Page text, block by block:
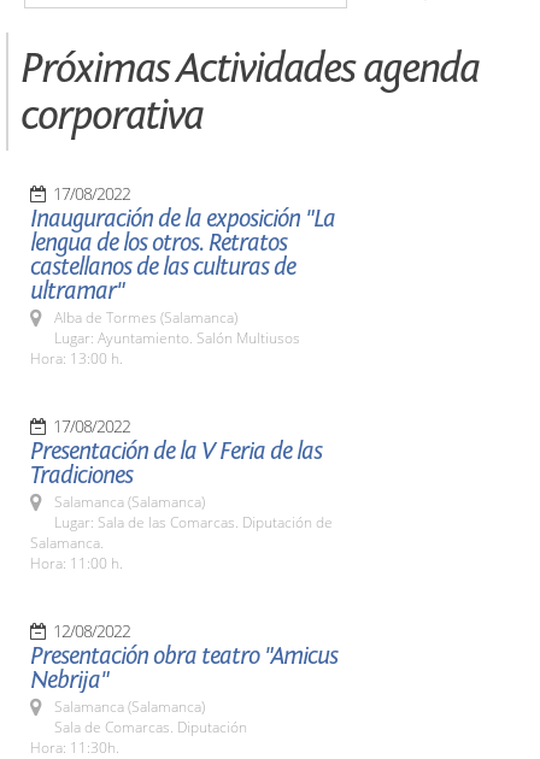
Próximas Actividades agenda
corporativa
17/08/2022
Inauguración de la exposición "La
lengua de los otros. Retratos
castellanos de las culturas de
ultramar"
Alba de Tormes (Salamanca)
Lugar: Ayuntamiento. Salón Multiusos
Hora: 13:00 h.
17/08/2022
Presentación de la V Feria de las
Tradiciones
Salamanca (Salamanca)
Lugar: Sala de las Comarcas. Diputación de
Salamanca.
Hora: 11:00 h.
12/08/2022
Presentación obra teatro "Amicus
Nebrija"
Salamanca (Salamanca)
Sala de Comarcas. Diputación
Hora: 11:30h.